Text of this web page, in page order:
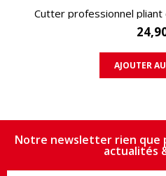
APERÇU
Cutter professionnel
AJOUTER
Notre newsletter rien que
actualités